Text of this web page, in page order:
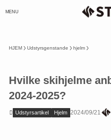
MENU
HJEM Udstyrsgenstande hjelm
Hvilke skihjelme
2024-2025?
Udstyrsartikel Hjelm 2024/09/21